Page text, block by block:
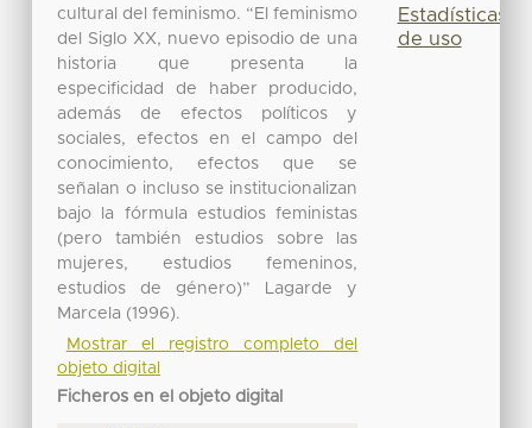
cultural del feminismo. “El feminismo
del Siglo XX, nuevo episodio de una
historia que presenta la
especificidad de haber producido,
además de efectos políticos y
sociales, efectos en el campo del
conocimiento, efectos que se
señalan o incluso se institucionalizan
bajo la fórmula estudios feministas
(pero también estudios sobre las
mujeres, estudios femeninos,
estudios de género)” Lagarde y
Marcela (1996).
Mostrar el registro completo del
objeto digital
Ficheros en el objeto digital
Estadísticas
de uso